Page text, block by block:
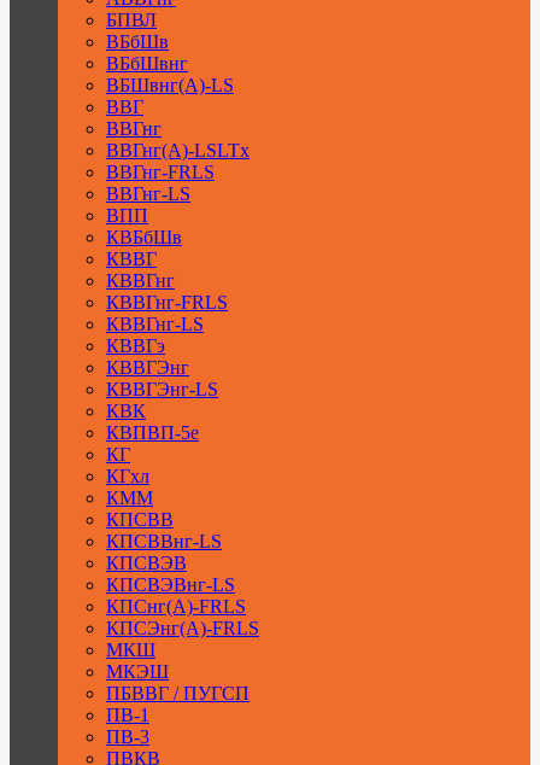
БПВЛ
ВБбШв
ВБбШвнг
ВБШвнг(А)-LS
ВВГ
ВВГнг
ВВГнг(А)-LSLTx
ВВГнг-FRLS
ВВГнг-LS
ВПП
КВБбШв
КВВГ
КВВГнг
КВВГнг-FRLS
КВВГнг-LS
КВВГэ
КВВГЭнг
КВВГЭнг-LS
КВК
КВПВП-5е
КГ
КГхл
КММ
КПСВВ
КПСВВнг-LS
КПСВЭВ
КПСВЭВнг-LS
КПСнг(А)-FRLS
КПСЭнг(А)-FRLS
МКШ
МКЭШ
ПБВВГ / ПУГСП
ПВ-1
ПВ-3
ПВКВ